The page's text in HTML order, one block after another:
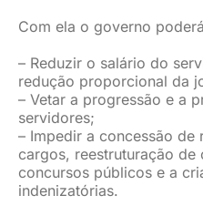
CONTATO
Com ela o governo
– Reduzir o salário do
redução proporcional da
– Vetar a progressão e a
servidores;
– Impedir a concessão de
cargos, reestruturação
concursos públicos e a
indenizatórias.